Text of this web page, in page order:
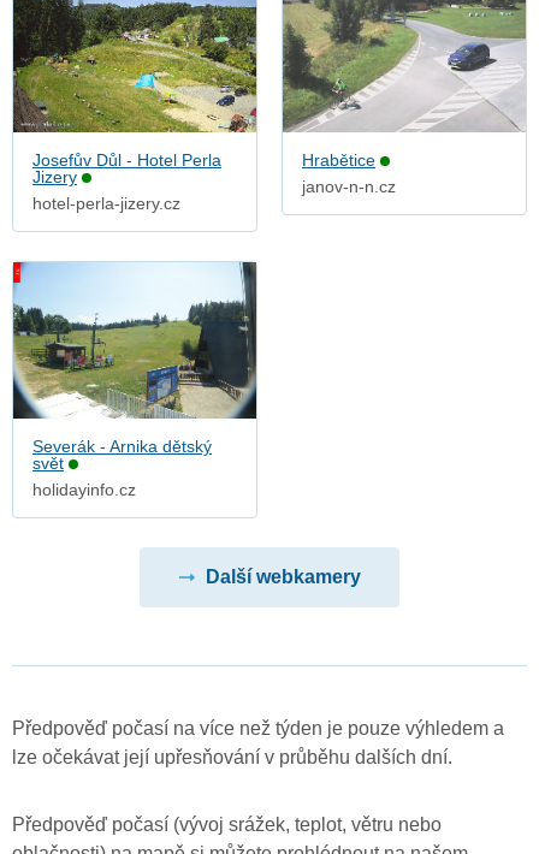
Josefův Důl - Hotel Perla
Jizery
hotel-perla-jizery.cz
Hrabětice
janov-n-n.cz
Severák - Arnika dětský
svět
holidayinfo.cz
Další webkamery
Předpověď počasí na více než týden je pouze výhledem a
lze očekávat její upřesňování v průběhu dalších dní.
Předpověď počasí (vývoj srážek, teplot, větru nebo